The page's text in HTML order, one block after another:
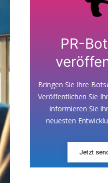
PR-
Bringen Sie Ihre
Veröffentlichen Sie
informieren Sie
neuesten
Jetzt